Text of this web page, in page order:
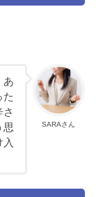
SARAさん
あ
た
思